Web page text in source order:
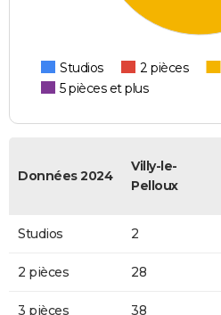
Studios 2 pièces
5 pièces et plus
Données 2024
Villy-le-
Pelloux
Studios 2
2 pièces 28
3 pièces 38